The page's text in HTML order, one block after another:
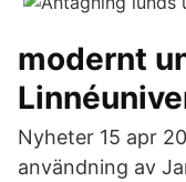
modernt
Nyheter 15 apr
användning av